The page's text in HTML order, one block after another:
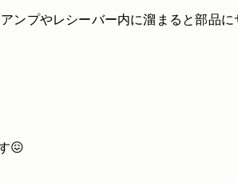
ンプやレシーバー内に溜まると部品に
😖